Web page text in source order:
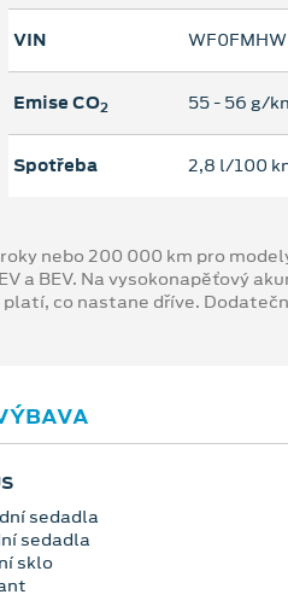
VIN
Emise CO2 55 ‐ 56 g/
Spotřeba 2,8 l/100
nebo 200 000 km pro
a BEV. Na vysokonapěťový
co nastane dříve.
sedadla
sedadla
sklo